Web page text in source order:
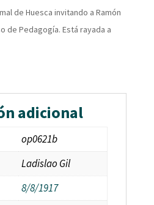
de Huesca invitando a Ramón
de Pedagogía. Está rayada a
adicional
op0621b
Ladislao Gil
8/8/1917